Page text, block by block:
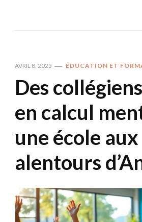
AVRIL 8, 2025 ÉDUCATION ET
Des
en calcul
une école aux
alentours